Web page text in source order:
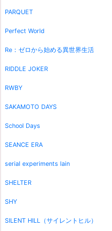
PARQUET
Perfect World
Re：ゼロから始める異世界生活
RIDDLE JOKER
RWBY
SAKAMOTO DAYS
School Days
SEANCE ERA
serial experiments lain
SHELTER
SHY
SILENT HILL（サイレントヒル）